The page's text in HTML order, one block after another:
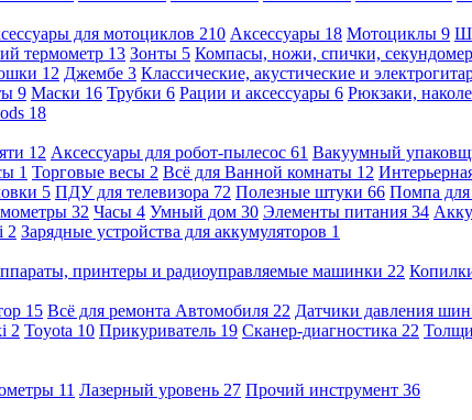
для мотоциклов 210 Аксессуары 18 Мотоциклы 9
термометр 13 Зонты 5 Компасы, ножи, спички,
12 Джембе 3 Классические, акустические и
9 Маски 16 Трубки 6 Рации и аксессуары 6 Рюкзаки,
18
12 Аксессуары для робот-пылесос 61 Вакуумный
1 Торговые весы 2 Всё для Ванной комнаты 12
5 ПДУ для телевизора 72 Полезные штуки 66 Помпа
32 Часы 4 Умный дом 30 Элементы питания 34
2 Зарядные устройства для аккумуляторов 1
принтеры и радиоуправляемые машинки 22
15 Всё для ремонта Автомобиля 22 Датчики давления шин
2 Toyota 10 Прикуриватель 19 Сканер-диагностика 22
11 Лазерный уровень 27 Прочий инструмент 36